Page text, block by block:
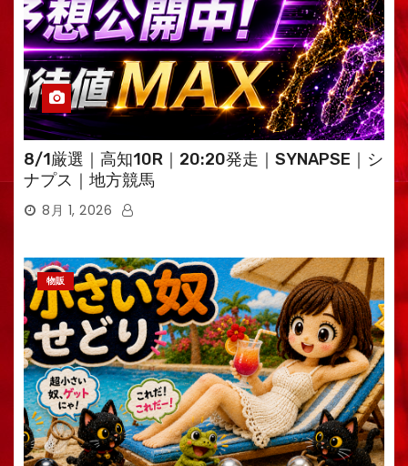
8/1厳選｜高知10R｜20:20発走｜SYNAPSE｜シ
ナプス｜地方競馬
8月 1, 2026
物販